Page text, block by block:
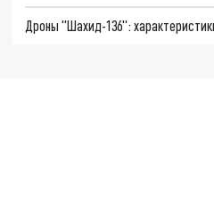
Дроны "Шахид-136":